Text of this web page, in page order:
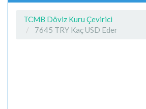
TCMB Döviz Kuru Çevirici
7645 TRY Kaç USD Eder